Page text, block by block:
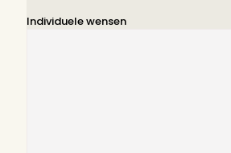
Individuele wensen